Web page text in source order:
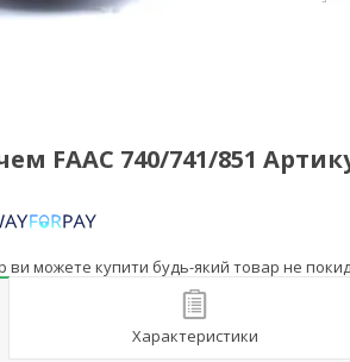
FAAC 740/741/851
ви можете купити будь-який товар не
Характеристики